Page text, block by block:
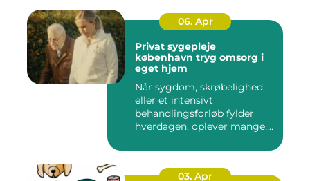
06. Apr
Privat sygepleje
københavn tryg omsorg i
eget hjem
Når sygdom, skrøbelighed
eller et intensivt
behandlingsforløb fylder
hverdagen, oplever mange,
03. Apr